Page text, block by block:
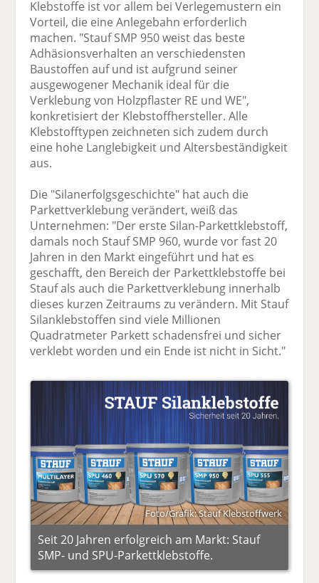
Klebstoffe ist vor allem bei Verlegemustern ein
Vorteil, die eine Anlegebahn erforderlich
machen. "Stauf SMP 950 weist das beste
Adhäsionsverhalten an verschiedensten
Baustoffen auf und ist aufgrund seiner
ausgewogener Mechanik ideal für die
Verklebung von Holzpflaster RE und WE",
konkretisiert der Klebstoffhersteller. Alle
Klebstofftypen zeichneten sich zudem durch
eine hohe Langlebigkeit und Altersbeständigkeit
aus.
Die "Silanerfolgsgeschichte" hat auch die
Parkettverklebung verändert, weiß das
Unternehmen: "Der erste Silan-Parkettklebstoff,
damals noch Stauf SMP 960, wurde vor fast 20
Jahren in den Markt eingeführt und hat es
geschafft, den Bereich der Parkettklebstoffe bei
Stauf als auch die Parkettverklebung innerhalb
dieses kurzen Zeitraums zu verändern. Mit Stauf
Silanklebstoffen sind viele Millionen
Quadratmeter Parkett schadensfrei und sicher
verklebt worden und ein Ende ist nicht in Sicht."
Foto/Grafik: Stauf Klebstoffwerk
Seit 20 Jahren erfolgreich am Markt: Stauf
SMP- und SPU-Parkettklebstoffe.